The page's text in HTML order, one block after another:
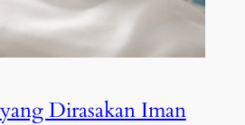
Dirasakan Iman